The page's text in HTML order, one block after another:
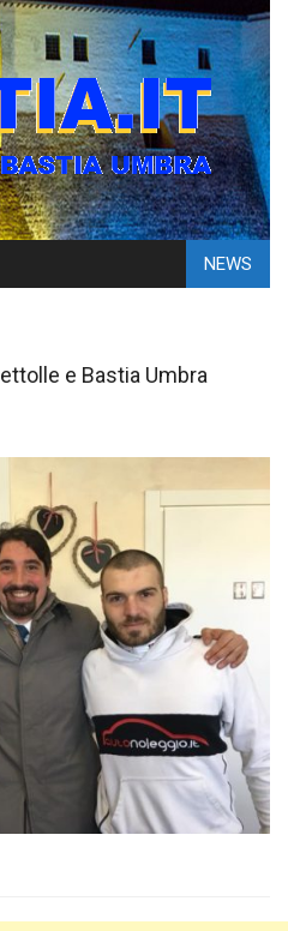
NEWS
e Bastia Umbra